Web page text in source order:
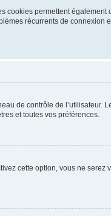
cookies permettent également
récurrents de connexion
de contrôle de l’utilisateur.
et toutes vos préférences.
cette option, vous ne serez